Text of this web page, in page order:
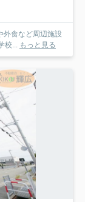
外食など周辺施設
校... もっと見る